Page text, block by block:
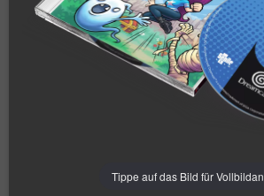
Tippe auf das Bild für